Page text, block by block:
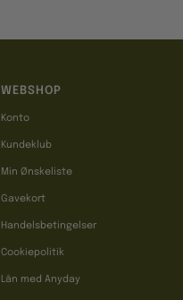
WEBSHOP
Konto
Kundeklub
Min Ønskeliste
Gavekort
Handelsbetingelser
Cookiepolitik
Lån med Anyday